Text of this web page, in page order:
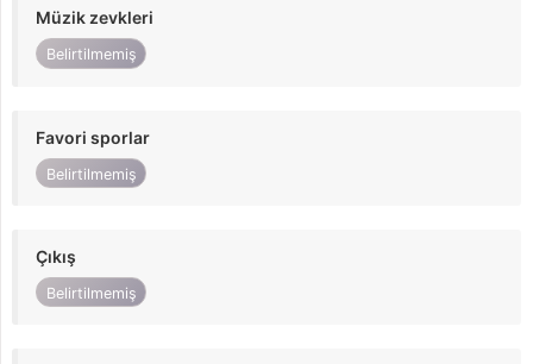
Müzik zevkleri
Belirtilmemiş
Favori sporlar
Belirtilmemiş
Çıkış
Belirtilmemiş